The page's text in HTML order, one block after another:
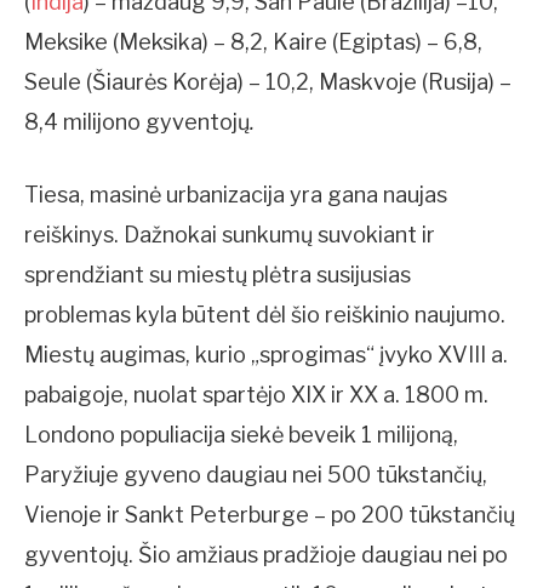
Meksike (Meksika) – 8,2, Kaire (Egiptas) – 6,8,
Seule (Šiaurės Korėja) – 10,2, Maskvoje (Rusija) –
8,4 milijono gyventojų.
Tiesa, masinė urbanizacija yra gana naujas
reiškinys. Dažnokai sunkumų suvokiant ir
sprendžiant su miestų plėtra susijusias
problemas kyla būtent dėl šio reiškinio naujumo.
Miestų augimas, kurio „sprogimas“ įvyko XVIII a.
pabaigoje, nuolat spartėjo XIX ir XX a. 1800 m.
Londono populiacija siekė beveik 1 milijoną,
Paryžiuje gyveno daugiau nei 500 tūkstančių,
Vienoje ir Sankt Peterburge – po 200 tūkstančių
gyventojų. Šio amžiaus pradžioje daugiau nei po